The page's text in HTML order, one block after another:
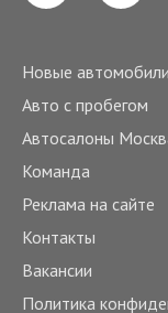
Новые автомобили
Авто с пробегом
Автосалоны
Команда
Реклама на сайте
Контакты
Вакансии
Политика